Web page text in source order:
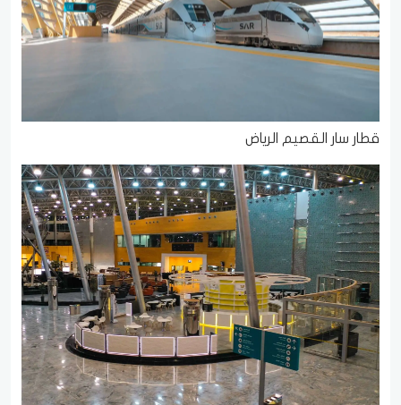
قطار سار القصيم الرياض